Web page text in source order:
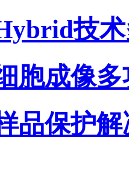
技术
胞成像多
品保护解